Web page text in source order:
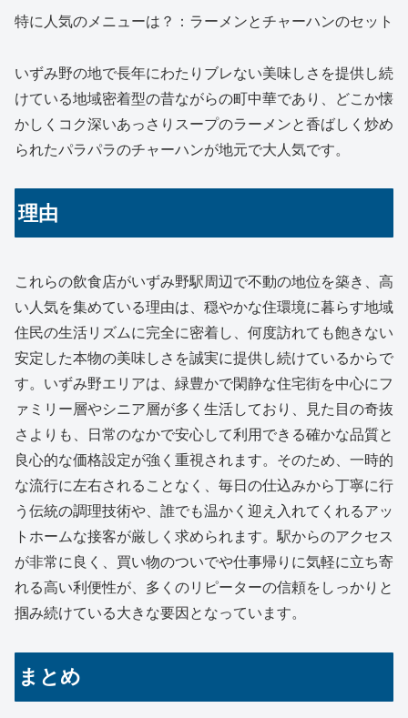
特に人気のメニューは？：ラーメンとチャーハンのセット
いずみ野の地で長年にわたりブレない美味しさを提供し続
けている地域密着型の昔ながらの町中華であり、どこか懐
かしくコク深いあっさりスープのラーメンと香ばしく炒め
られたパラパラのチャーハンが地元で大人気です。
理由
これらの飲食店がいずみ野駅周辺で不動の地位を築き、高
い人気を集めている理由は、穏やかな住環境に暮らす地域
住民の生活リズムに完全に密着し、何度訪れても飽きない
安定した本物の美味しさを誠実に提供し続けているからで
す。いずみ野エリアは、緑豊かで閑静な住宅街を中心にフ
ァミリー層やシニア層が多く生活しており、見た目の奇抜
さよりも、日常のなかで安心して利用できる確かな品質と
良心的な価格設定が強く重視されます。そのため、一時的
な流行に左右されることなく、毎日の仕込みから丁寧に行
う伝統の調理技術や、誰でも温かく迎え入れてくれるアッ
トホームな接客が厳しく求められます。駅からのアクセス
が非常に良く、買い物のついでや仕事帰りに気軽に立ち寄
れる高い利便性が、多くのリピーターの信頼をしっかりと
掴み続けている大きな要因となっています。
まとめ